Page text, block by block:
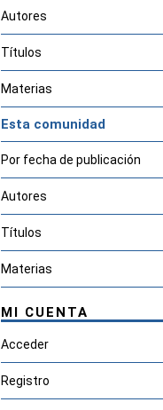
Autores
Títulos
Materias
Esta comunidad
Por fecha de publicación
Autores
Títulos
Materias
MI CUENTA
Acceder
Registro